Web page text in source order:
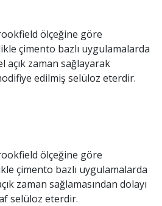
ölçeğine göre
çimento bazlı uygulamalarda
açık zaman sağlayarak
edilmiş selüloz eterdir.
ölçeğine göre
çimento bazlı uygulamalarda
zaman sağlamasından dolayı
selüloz eterdir.